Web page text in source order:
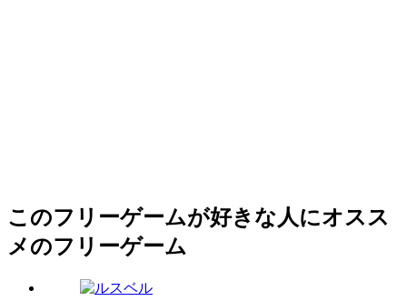
このフリーゲームが好きな人にオスス
メのフリーゲーム